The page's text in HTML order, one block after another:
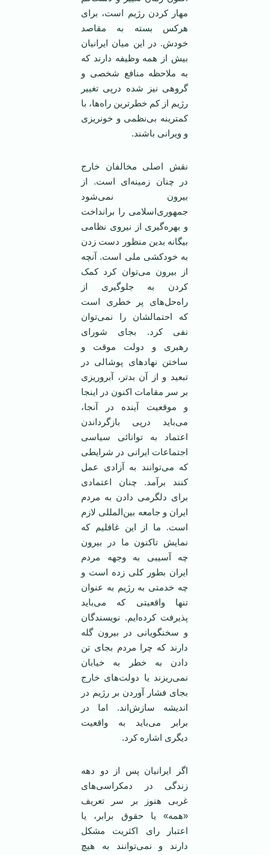
مهار کردن رژيم است، برای
هرکس بسته به مقاصد
خودش. در اين ميان ايرانيان
بيش از همه وظيفه دارند که
به ملاحظه منافع شخصی و
گروهی نيز شده درپی تغيير
رژيم از کم خطرترين راه‌ها، با
کمترينه بی‌نظمی‌ و خونريزی
و ويرانی باشند.
نقش اصلی مخالفان خارج
در چنان زمينه‌ای است. از
بيرون نمی‌شود
جمهوری‌اسلامی ‌را برانداخت
و بهره‌گيری از نيروی نظامی
‌بيگانه بدين منظور دست زدن
به خودکشی ملی است. آنچه
از بيرون می‌توان کرد کمک
کردن به جلوگيری از
راه‌حل‌های پر خطری است
که احتمالشان را نمی‌توان
نفی کرد. بجای شورای
رهبری و دولت موقت و
ساختن نهادهای پوشالی در
تبعيد و از آن بدتر، آبروريزی
بر سر مقامات اکنون در اينجا
و موقعيت آينده در آنجا،
می‌بايد درپی بازگرداندن
اعتماد به توانائی سياسی
اجتماعات ايرانی در شرايطی
که می‌توانند به آزادی عمل
کنند برآمد. چنان اعتمادی
برای دلگرمی‌ دادن به مردم
ايران و جامعه بين‌المللی لازم
است. ما از اين غافليم که
نمايش تاکنون ما در بيرون
چه آسيبی به وجهه مردم
ايران بطور کلی زده است و
چه خدمتی به رژيم به عنوان
تنها واقعيتی که می‌بايد
پذيرفت کرده‌ايم. نويسندگان
و سخنگويانی در بيرون گله
دارند که چرا مردم بجای تن
دادن به خطر به خيابان
نمی‌ريزند يا دولت‌های خارج
بجای فشار آوردن بر رژيم در
انديشه سازش‌اند. اما در
برابر می‌بايد به واقعيت
ديگری اشاره کرد.
اگر ايرانيان پس از دو دهه
زندگی در دمکراسی‌های
غربی هنوز بر سر تعريف
«همه» يا حقوق برابر، يا
اعتبار رای اکثريت مشکل
دارند و نمی‌توانند به هيچ